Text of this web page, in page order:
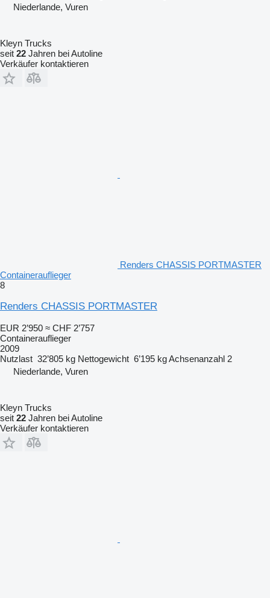
Niederlande, Vuren
Kleyn Trucks
seit 22 Jahren bei Autoline
Verkäufer kontaktieren
Renders CHASSIS PORTMASTER
Containerauflieger
8
Renders CHASSIS PORTMASTER
EUR 2’950 ≈ CHF 2’757
Containerauflieger
2009
Nutzlast 32’805 kg Nettogewicht 6’195 kgAchsenanzahl 2
Niederlande, Vuren
Kleyn Trucks
seit 22 Jahren bei Autoline
Verkäufer kontaktieren